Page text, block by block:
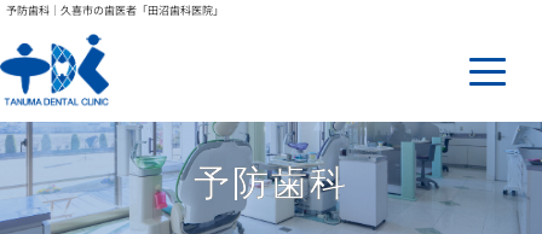
予防歯科｜久喜市の歯医者「田沼歯科医院」
予防歯科